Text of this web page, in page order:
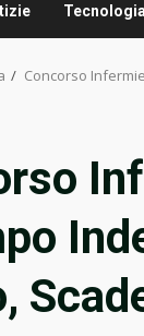
Tecnologia
Concorso